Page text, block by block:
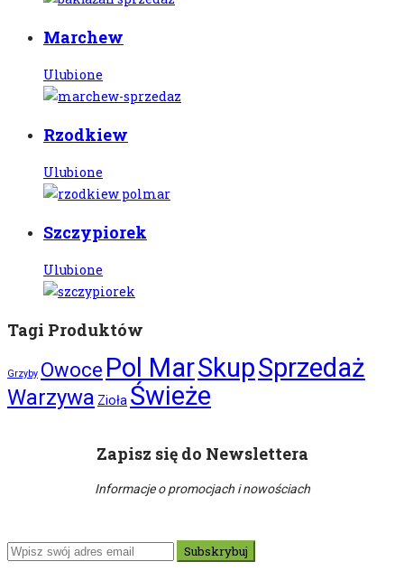
Marchew
Ulubione
Rzodkiew
Ulubione
Szczypiorek
Ulubione
Tagi Produktów
Grzyby Owoce Pol MarSkupSprzedaż
Warzywa Zioła Świeże
Zapisz się do Newslettera
Informacje o promocjach i nowościach
Subskrybuj